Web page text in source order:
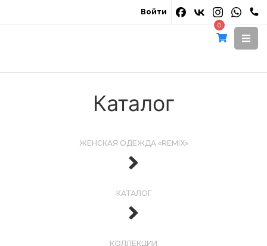
Войти
0
Каталог
ЖЕНСКАЯ ОДЕЖДА «REMIX»
КАТАЛОГ
КОЛЛЕКЦИИ